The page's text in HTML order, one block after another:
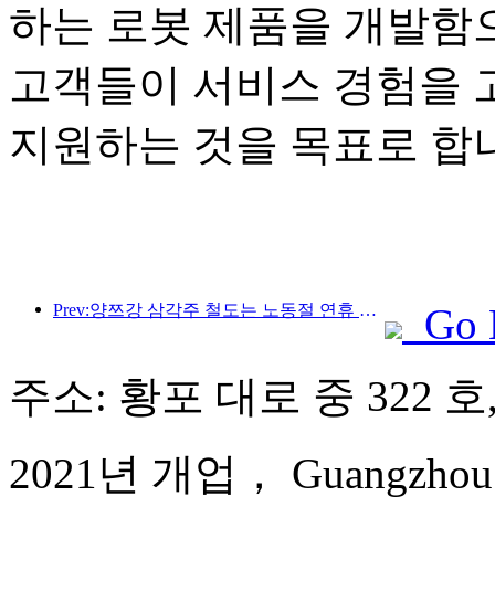
하는 로봇 제품을 개발함
고객들이 서비스 경험을
지원하는 것을 목표로 합
Prev:양쯔강 삼각주 철도는 노동절 연휴 기간 동안 2,138만 명이 넘는 승객을 수송했습니다.
Go
주소: 황포 대로 중 322
2021년 개업，